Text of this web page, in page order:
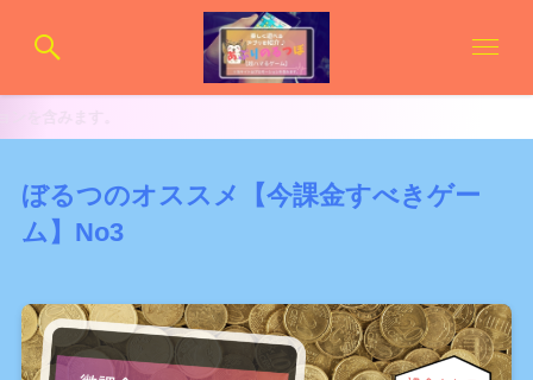
ぼるつのオススメ【今課金すべきゲー
ム】No3